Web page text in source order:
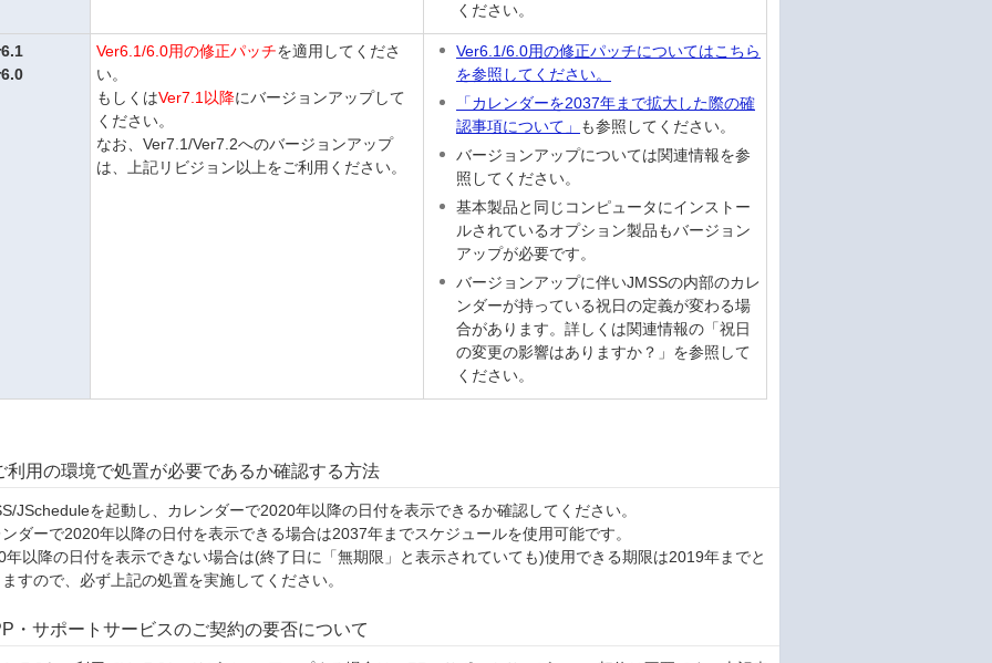
ください。
Ver6.1/6.0用の修正パッチを適用してくださ
い。
もしくはVer7.1以降にバージョンアップして
ください。
なお、Ver7.1/Ver7.2へのバージョンアップ
は、上記リビジョン以上をご利用ください。
Ver6.1/6.0用の修正パッチについてはこちら
を参照してください。
「カレンダーを2037年まで拡大した際の確
認事項について」
も参照してください。
バージョンアップについては関連情報を参
照してください。
基本製品と同じコンピュータにインストー
ルされているオプション製品もバージョン
アップが必要です。
バージョンアップに伴いJMSSの内部のカレ
ンダーが持っている祝日の定義が変わる場
合があります。詳しくは関連情報の「祝日
の変更の影響はありますか？」を参照して
ください。
利用の環境で処置が必要であるか確認する方法
JScheduleを起動し、カレンダーで2020年以降の日付を表示できるか確認してください。
ダーで2020年以降の日付を表示できる場合は2037年までスケジュールを使用可能です。
年以降の日付を表示できない場合は(終了日に「無期限」と表示されていても)使用できる期限は2019年までと
すので、必ず上記の処置を実施してください。
・サポートサービスのご契約の要否について